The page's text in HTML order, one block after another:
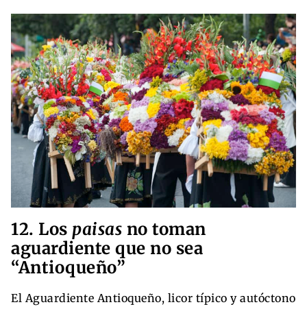
12. Los paisas no toman
aguardiente que no sea
“Antioqueño”
El Aguardiente Antioqueño, licor típico y autóctono